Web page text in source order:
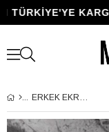
ERKEK EKRU BEYAZ I CAN FLY OVERSIZE FIT BOL GENIŞ KALIP SALAŞ KESIM T-SHIRT